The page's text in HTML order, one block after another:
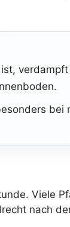
bei
Viele
nach